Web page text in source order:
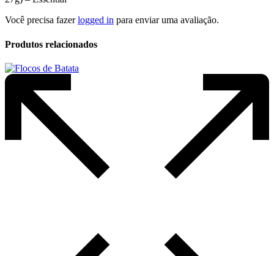
Você precisa fazerlogged in para enviar uma avaliação.
Produtos relacionados